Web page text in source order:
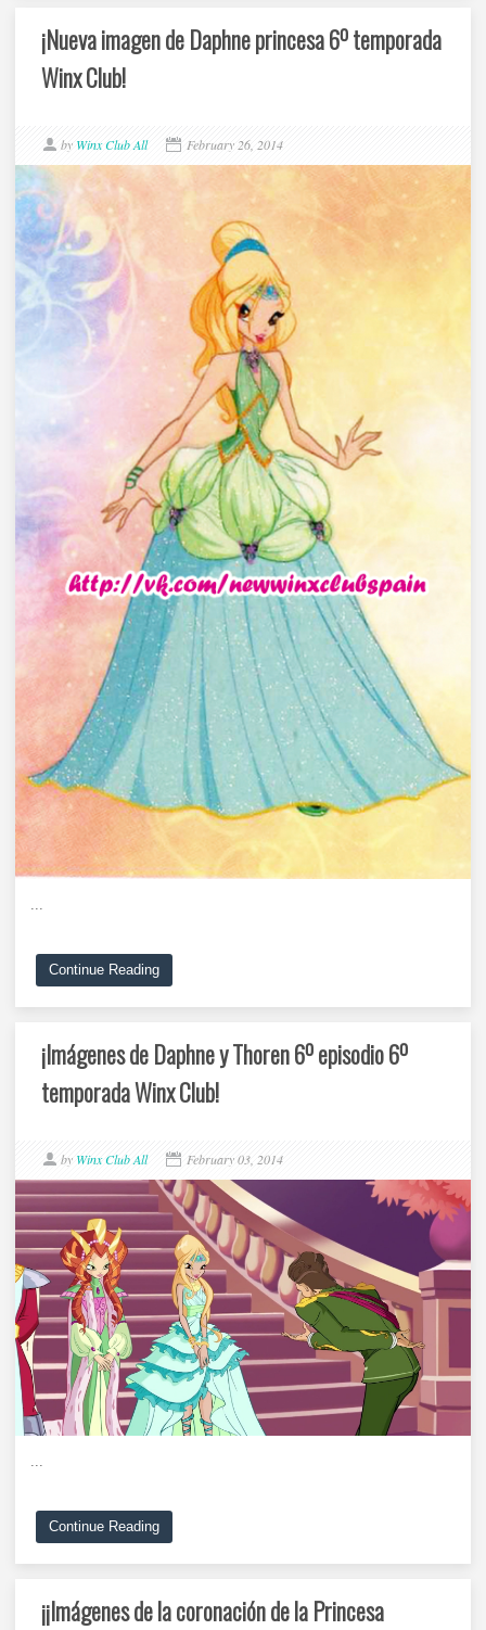
¡Nueva imagen de Daphne princesa 6º temporada
Winx Club!
by Winx Club All February 26, 2014
Continue Reading
¡Imágenes de Daphne y Thoren 6º episodio 6º
temporada Winx Club!
by Winx Club All February 03, 2014
Continue Reading
¡¡Imágenes de la coronación de la Princesa